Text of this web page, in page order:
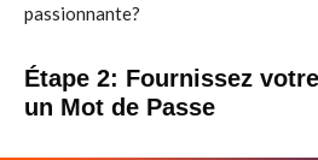
passionnante?
Étape 2: Fournissez
un Mot de Passe